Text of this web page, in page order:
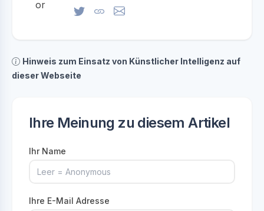
Hinweis zum Einsatz von Künstlicher Intelligenz auf
dieser Webseite
Ihre Meinung zu diesem Artikel
Ihr Name
Ihre E-Mail Adresse